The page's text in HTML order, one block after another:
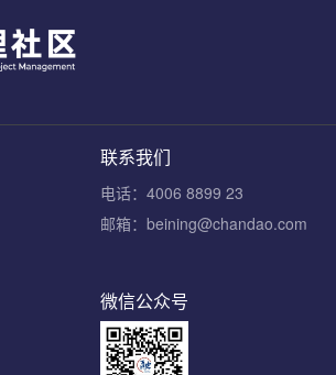
联系我们
电话：4006 8899 23
邮箱：beining@chandao.com
微信公众号